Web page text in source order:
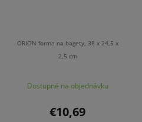
ORION forma na bagety, 38 x 24,5 x
2,5 cm
Dostupné na objednávku
€10,69